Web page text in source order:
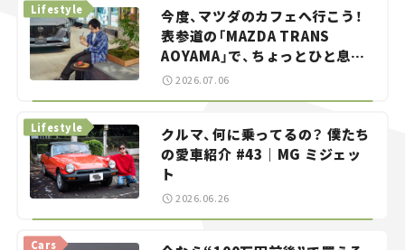
今度、マツダのカフェへ行こう！
表参道の「MAZDA TRANS
AOYAMA」で、ちょっとひと息。
——連載｜CCGとクルマでどうす
Lifestyle
2026.07.06
クルマ、何に乗ってるの？ 僕たち
の愛車紹介 #43｜MG ミジェッ
ト
Lifestyle
2026.06.26
Cars